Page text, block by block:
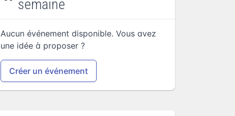
semaine
Aucun événement disponible. Vous avez
une idée à proposer ?
Créer un événement